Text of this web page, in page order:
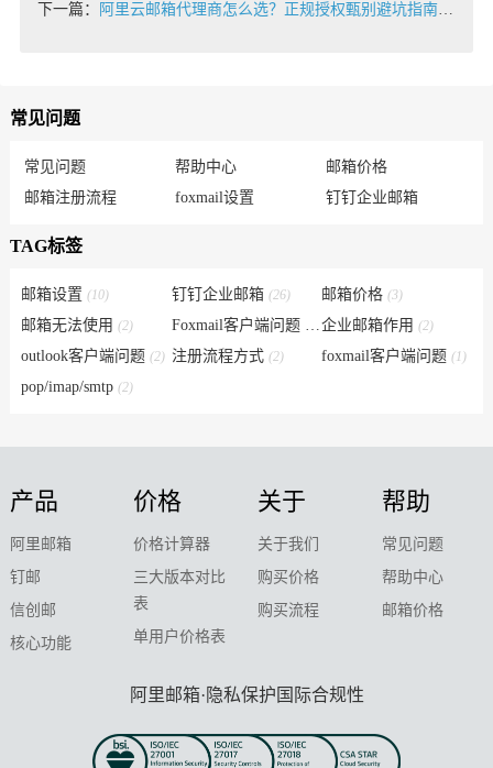
下一篇： 阿里云邮箱代理商怎么选？正规授权甄别避坑指南2026
常见问题
常见问题 帮助中心
邮箱价格
邮箱注册流程
foxmail设置 钉钉企业邮箱
TAG标签
邮箱设置 (10) 钉钉企业邮箱 (26) 邮箱价格(3)
邮箱无法使用 (2) Foxmail客户端问题
(6)企业邮箱作用(2)
outlook客户端问题 (2) 注册流程方式 (2) foxmail客户端问题(1)
pop/imap/smtp (2)
产品
阿里邮箱
钉邮
信创邮
核心功能
价格
价格计算器
三大版本对比
表
单用户价格表
关于
关于我们
购买价格
购买流程
帮助
常见问题
帮助中心
邮箱价格
阿里邮箱·隐私保护国际合规性